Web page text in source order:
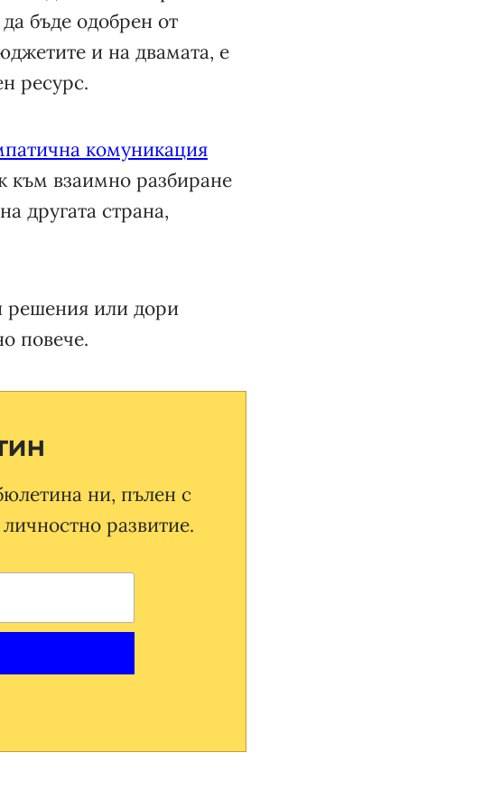
бъде одобрен от
и на двамата, е
ресурс.
комуникация
към взаимно разбиране
другата страна,
решения или дори
повече.
ни, пълен с
развитие.